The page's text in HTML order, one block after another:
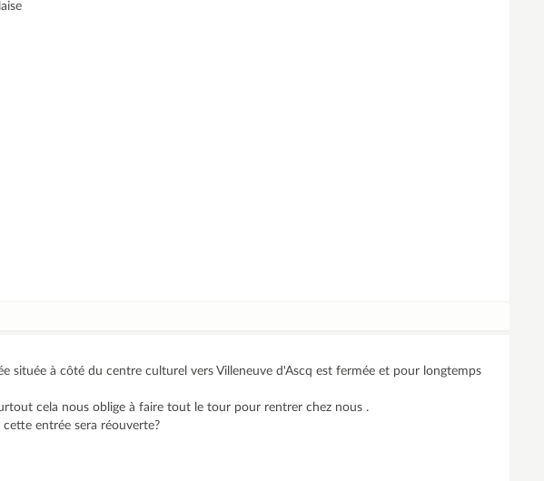
située à côté du centre culturel vers Villeneuve d'Ascq est fermée et pour longtemps
cela nous oblige à faire tout le tour pour rentrer chez nous .
entrée sera réouverte?